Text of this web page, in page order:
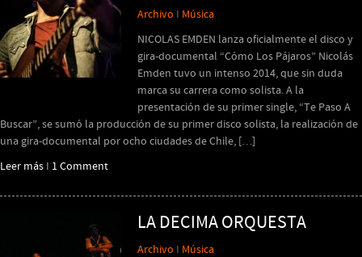
Archivo I Música
NICOLAS EMDEN lanza oficialmente el disco y
gira-documental “Cómo Los Pájaros” Nicolás
Emden tuvo un intenso 2014, que sin duda
marca su carrera como solista. A la
presentación de su primer single, “Te Paso A
Buscar”, se sumó la producción de su primer disco solista, la realización de
una gira-documental por ocho ciudades de Chile, […]
Leer más I 1 Comment
LA DECIMA ORQUESTA
Archivo I Música